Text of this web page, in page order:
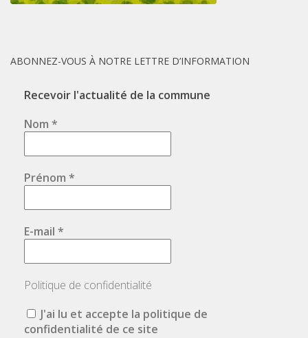
ABONNEZ-VOUS À NOTRE LETTRE D’INFORMATION
Recevoir l'actualité de la commune
Nom *
Prénom *
E-mail *
Politique de confidentialité
J'ai lu et accepte la politique de
confidentialité de ce site